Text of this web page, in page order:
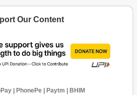
Our Content
| PhonePe | Paytm | BHIM